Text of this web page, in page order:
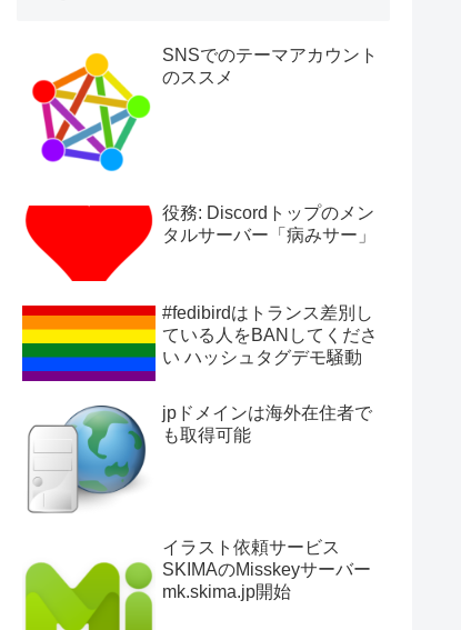
SNSでのテーマアカウント
のススメ
役務: Discordトップのメン
タルサーバー「病みサー」
#fedibirdはトランス差別し
ている人をBANしてくださ
い ハッシュタグデモ騒動
jpドメインは海外在住者で
も取得可能
イラスト依頼サービス
SKIMAのMisskeyサーバー
mk.skima.jp開始